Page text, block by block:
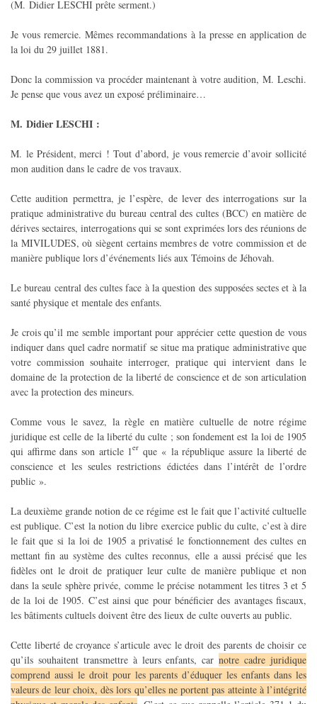
(M. Didier LESCHI prête serment.)
Je vous remercie. Mêmes recommandations à la presse en application de
la loi du 29 juillet 1881.
Donc la commission va procéder maintenant à votre audition, M. Leschi.
Je pense que vous avez un exposé préliminaire…
M. Didier LESCHI :
M. le Président, merci ! Tout d’abord, je vous remercie d’avoir sollicité
mon audition dans le cadre de vos travaux.
Cette audition permettra, je l’espère, de lever des interrogations sur la
pratique administrative du bureau central des cultes (BCC) en matière de
dérives sectaires, interrogations qui se sont exprimées lors des réunions de
la MIVILUDES, où siègent certains membres de votre commission et de
manière publique lors d’événements liés aux Témoins de Jéhovah.
Le bureau central des cultes face à la question des supposées sectes et à la
santé physique et mentale des enfants.
Je crois qu’il me semble important pour apprécier cette question de vous
indiquer dans quel cadre normatif se situe ma pratique administrative que
votre commission souhaite interroger, pratique qui intervient dans le
domaine de la protection de la liberté de conscience et de son articulation
avec la protection des mineurs.
Comme vous le savez, la règle en matière cultuelle de notre régime
juridique est celle de la liberté du culte ; son fondement est la loi de 1905
qui affirme dans son article 1er que « la république assure la liberté de
conscience et les seules restrictions édictées dans l’intérêt de l’ordre
public ».
La deuxième grande notion de ce régime est le fait que l’activité cultuelle
est publique. C’est la notion du libre exercice public du culte, c’est à dire
le fait que si la loi de 1905 a privatisé le fonctionnement des cultes en
mettant fin au système des cultes reconnus, elle a aussi précisé que les
fidèles ont le droit de pratiquer leur culte de manière publique et non
dans la seule sphère privée, comme le précise notamment les titres 3 et 5
de la loi de 1905. C’est ainsi que pour bénéficier des avantages fiscaux,
les bâtiments cultuels doivent être des lieux de culte ouverts au public.
Cette liberté de croyance s’articule avec le droit des parents de choisir ce
qu’ils souhaitent transmettre à leurs enfants, carnotre cadre juridique
comprend aussi le droit pour les parents d’éduquer les enfants dans les
valeurs de leur choix, dès lors qu’elles ne portent pas atteinte à l’intégrité